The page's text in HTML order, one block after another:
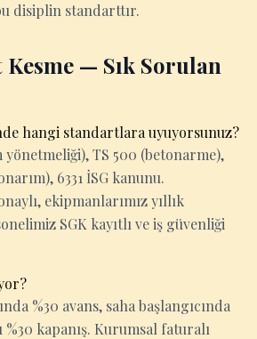
disiplin standarttır.
— Sık Sorulan
hangi standartlara uyuyorsunuz?
yönetmeliği), TS 500 (betonarme),
6331 İSG kanunu.
ekipmanlarımız yıllık
SGK kayıtlı ve iş güvenliği
%30 avans, saha başlangıcında
%30 kapanış. Kurumsal faturalı